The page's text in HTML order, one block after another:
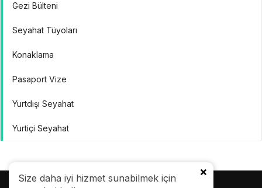
Size daha iyi hizmet sunabilmek için
Gezi Bülteni
Seyahat Tüyoları
Konaklama
Pasaport Vize
Yurtdışı Seyahat
Yurtiçi Seyahat